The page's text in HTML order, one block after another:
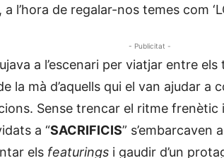
l’hora de regalar-nos temes com
- Publicitat -
a l’escenari per viatjar entre
la mà d’aquells qui el van ajudar a
Sense trencar el ritme
a “SACRIFICIS”
els featurings i gaudir d’un